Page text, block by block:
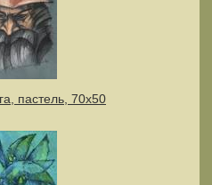
пастель, 70х50